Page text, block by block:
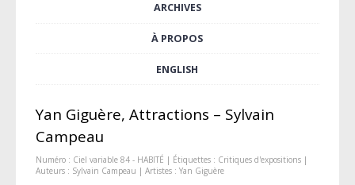
ARCHIVES
À PROPOS
ENGLISH
Yan Giguère, Attractions – Sylvain
Campeau
Numéro : Ciel variable 84 - HABITÉ | Étiquettes : Critiques d'expositions|
Auteurs : Sylvain Campeau | Artistes : Yan Giguère